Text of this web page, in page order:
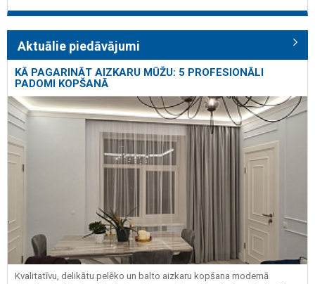
Aktuālie piedāvājumi
KĀ PAGARINĀT AIZKARU MŪŽU: 5 PROFESIONĀLI
PADOMI KOPŠANĀ
Kvalitatīvu, delikātu pelēko un balto aizkaru kopšana modernā